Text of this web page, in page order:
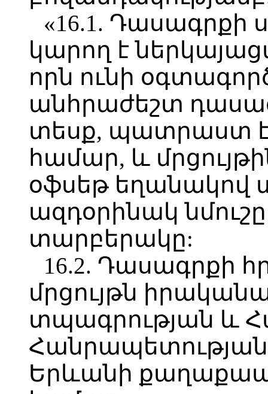
«16.1. Դասագրքի
կարող է
որն ունի
անհրաժեշտ
տեսք, պատրաստ
համար, և
օֆսեթ
ազդօրինակ
տարբերակը:
16.2. Դասագրքի
մրցույթն
տպագրության և
Երևանի